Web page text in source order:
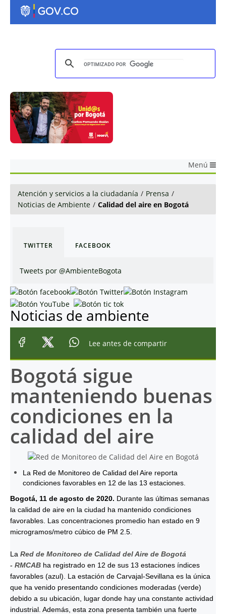
Menú
Atención y servicios a la ciudadanía / Prensa /
Noticias de Ambiente / Calidad del aire en Bogotá
TWITTER FACEBOOK
Tweets por @AmbienteBogota
Noticias de ambiente
Lee antes de compartir
Bogotá sigue
manteniendo buenas
condiciones en la
calidad del aire
La Red de Monitoreo de Calidad del Aire reporta
condiciones favorables en 12 de las 13 estaciones.
Bogotá, 11 de agosto de 2020. Durante las últimas semanas
la calidad de aire en la ciudad ha mantenido condiciones
favorables. Las concentraciones promedio han estado en 9
microgramos/metro cúbico de PM 2.5.
La Red de Monitoreo de Calidad del Aire de Bogotá
- RMCAB ha registrado en 12 de sus 13 estaciones índices
favorables (azul). La estación de Carvajal-Sevillana es la única
que ha venido presentando condiciones moderadas (verde)
debido a su ubicación, lugar donde hay una constante actividad
industrial. Además, esta zona presenta también una fuerte